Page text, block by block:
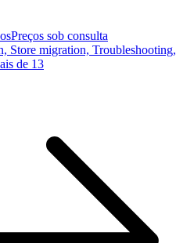
Preços sob consulta
Store migration, Troubleshooting,
de 13